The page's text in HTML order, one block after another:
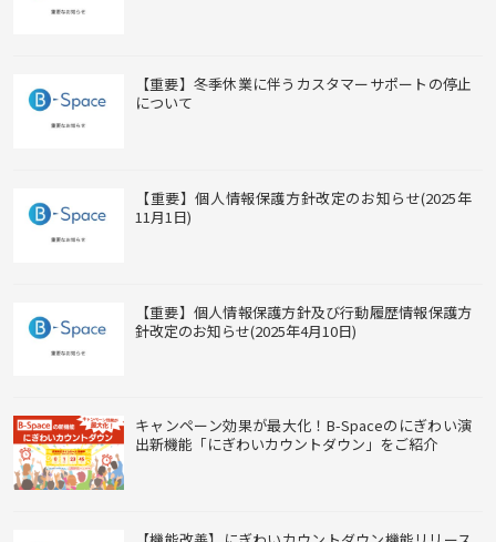
【重要】冬季休業に伴うカスタマーサポートの停止
について
【重要】個人情報保護方針改定のお知らせ(2025年
11月1日)
【重要】個人情報保護方針及び行動履歴情報保護方
針改定のお知らせ(2025年4月10日)
キャンペーン効果が最大化！B-Spaceのにぎわい演
出新機能「にぎわいカウントダウン」をご紹介